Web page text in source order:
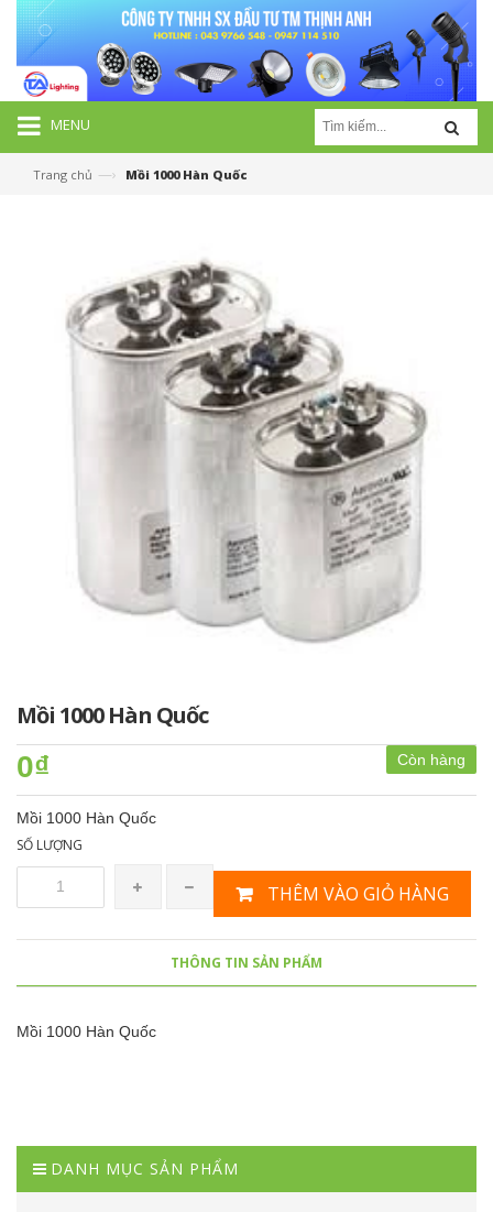
MENU
Trang chủ —› Mồi 1000 Hàn Quốc
Mồi 1000 Hàn Quốc
Còn hàng
0₫
Mồi 1000 Hàn Quốc
SỐ LƯỢNG
THÊM VÀO GIỎ HÀNG
THÔNG TIN SẢN PHẨM
Mồi 1000 Hàn Quốc
DANH MỤC SẢN PHẨM